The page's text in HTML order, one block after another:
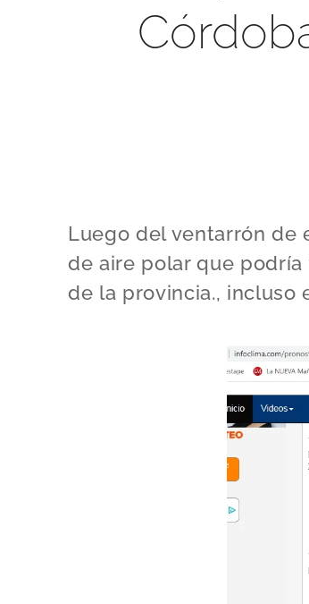
Luego del ventarrón de
de aire polar que
de la provincia., incluso